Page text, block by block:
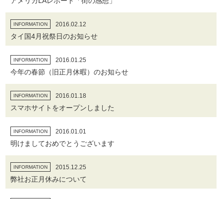
INFORMATION 2016.02.12
タイ国4月祝祭日のお知らせ
INFORMATION 2016.01.25
今年の春節（旧正月休暇）のお知らせ
INFORMATION 2016.01.18
スマホサイトをオープンしました
INFORMATION 2016.01.01
明けましておめでとうございます
INFORMATION 2015.12.25
弊社お正月休みについて